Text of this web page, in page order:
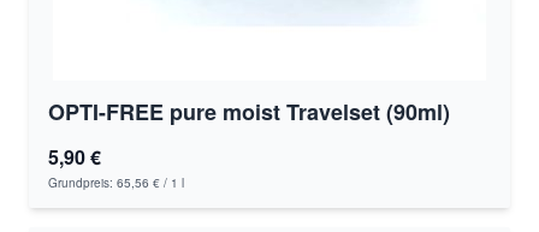
OPTI-FREE pure moist Travelset (90ml)
5,90 €
Grundpreis: 65,56 € / 1 l